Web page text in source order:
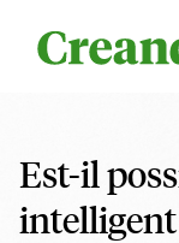
Est-il
intelligent